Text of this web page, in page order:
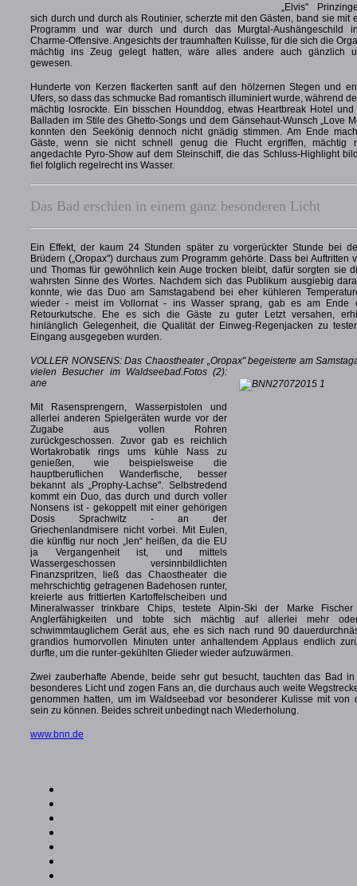
„Elvis"
sich durch und durch als Routinier, scherzte mit den Gästen, band sie mit
Programm und war durch und durch das Murgtal-Aushängeschild
Charme-Offensive. Angesichts der traumhaften Kulisse, für die sich die
mächtig ins Zeug gelegt hatten, wäre alles andere auch gänzlich
gewesen.
Hunderte von Kerzen flackerten sanft auf den hölzernen Stegen und
Ufers, so dass das schmucke Bad romantisch illuminiert wurde, während
mächtig losrockte. Ein bisschen Hounddog, etwas Heartbreak Hotel
Balladen im Stile des Ghetto-Songs und dem Gänsehaut-Wunsch „Love
konnten den Seekönig dennoch nicht gnädig stimmen. Am Ende
Gäste, wenn sie nicht schnell genug die Flucht ergriffen, mächtig
angedachte Pyro-Show auf dem Steinschiff, die das Schluss-Highlight
fiel folglich regelrecht ins Wasser.
Das Bad erschien in einem ganz besonderen Licht
Ein Effekt, der kaum 24 Stunden später zu vorgerückter Stunde bei
Brüdern („Oropax") durchaus zum Programm gehörte. Dass bei Auftritten
und Thomas für gewöhnlich kein Auge trocken bleibt, dafür sorgten sie
wahrsten Sinne des Wortes. Nachdem sich das Publikum ausgiebig
konnte, wie das Duo am Samstagabend bei eher kühleren
wieder - meist im Vollornat - ins Wasser sprang, gab es am Ende
Retourkutsche. Ehe es sich die Gäste zu guter Letzt versahen,
hinlänglich Gelegenheit, die Qualität der Einweg-Regenjacken zu
Eingang ausgegeben wurden.
VOLLER NONSENS: Das Chaostheater „Oropax" begeisterte am
vielen Besucher im Waldseebad. Fotos (2):
ane
Mit Rasensprengern, Wasserpistolen und
allerlei anderen Spielgeräten wurde vor der
Zugabe aus vollen Rohren
zurückgeschossen. Zuvor gab es reichlich
Wortakrobatik rings ums kühle Nass zu
genießen, wie beispielsweise die
hauptberuflichen Wanderfische, besser
bekannt als „Prophy-Lachse". Selbstredend
kommt ein Duo, das durch und durch voller
Nonsens ist - gekoppelt mit einer gehörigen
Dosis Sprachwitz - an der
Griechenlandmisere nicht vorbei. Mit Eulen,
die künftig nur noch „len“ heißen, da die EU
ja Vergangenheit ist, und mittels
Wassergeschossen versinnbildlichten
Finanzspritzen, ließ das Chaostheater die
mehrschichtig getragenen Badehosen runter,
kreierte aus frittierten Kartoffelscheiben und
Mineralwasser trinkbare Chips, testete Alpin-Ski der Marke
Anglerfähigkeiten und tobte sich mächtig auf allerlei mehr
schwimmtauglichem Gerät aus, ehe es sich nach rund 90
grandios humorvollen Minuten unter anhaltendem Applaus endlich
durfte, um die runter-gekühlten Glieder wieder aufzuwärmen.
Zwei zauberhafte Abende, beide sehr gut besucht, tauchten das Bad
besonderes Licht und zogen Fans an, die durchaus auch weite
genommen hatten, um im Waldseebad vor besonderer Kulisse mit von
sein zu können. Beides schreit unbedingt nach Wiederholung.
www.bnn.de